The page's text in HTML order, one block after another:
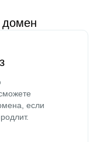
домен
если